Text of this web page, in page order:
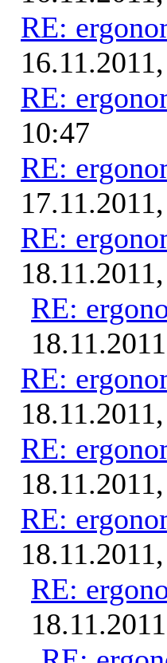
RE:
RE:
10:47
RE:
RE:
RE:
RE:
RE:
RE:
RE: